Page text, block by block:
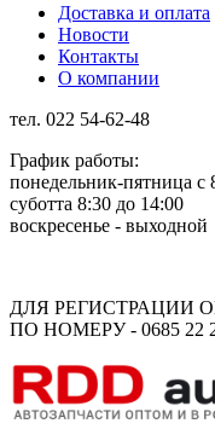
Доставка и оплата
Новости
Контакты
О компании
тел. 022 54-62-48
График работы:
понедельник-пятница с
суботта 8:30 до 14:00
воскресенье - выходной
ДЛЯ РЕГИСТРАЦИИ
ПО НОМЕРУ - 0685 22